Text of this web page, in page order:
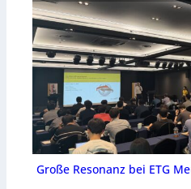
Große Resonanz bei ETG